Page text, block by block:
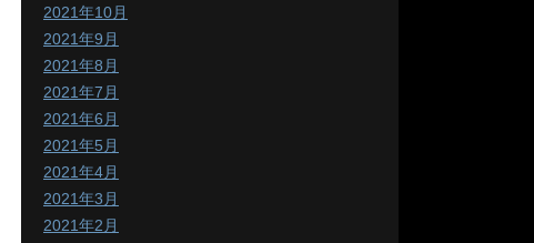
2021年10月
2021年9月
2021年8月
2021年7月
2021年6月
2021年5月
2021年4月
2021年3月
2021年2月